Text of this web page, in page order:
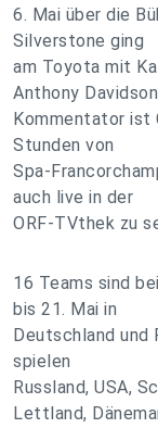
6. Mai über die
Silverstone ging
am Toyota mit
Anthony
Kommentator ist
Stunden von
Spa-
auch live in der
ORF-TVthek zu
16 Teams sind
bis 21. Mai in
Deutschland und
spielen
Russland, USA,
Lettland,